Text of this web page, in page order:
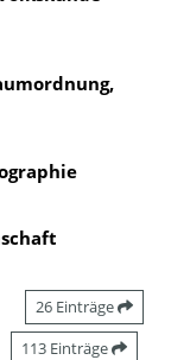
26 Einträge
113 Einträge